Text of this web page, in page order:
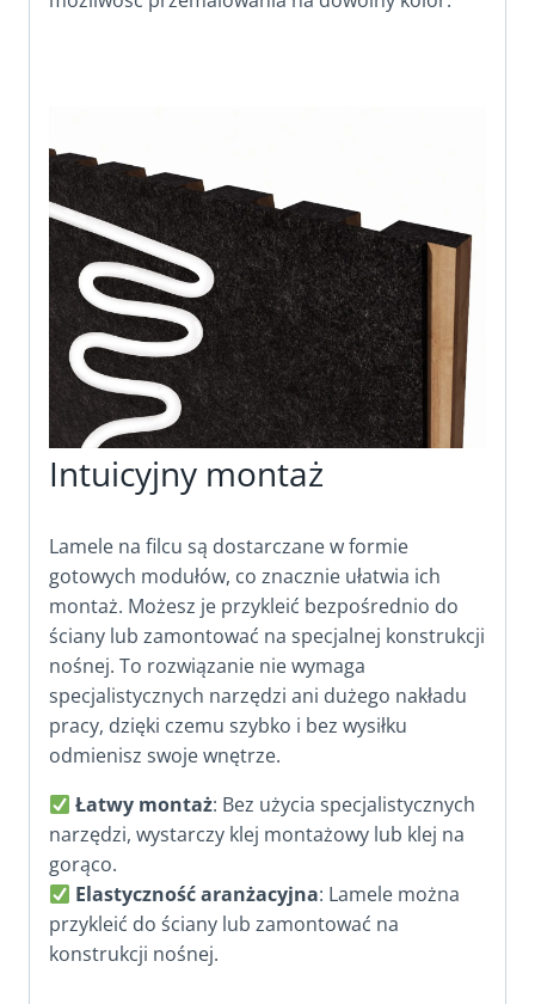
Intuicyjny montaż
Lamele na filcu są dostarczane w formie
gotowych modułów, co znacznie ułatwia ich
montaż. Możesz je przykleić bezpośrednio do
ściany lub zamontować na specjalnej konstrukcji
nośnej. To rozwiązanie nie wymaga
specjalistycznych narzędzi ani dużego nakładu
pracy, dzięki czemu szybko i bez wysiłku
odmienisz swoje wnętrze.
Łatwy montaż: Bez użycia specjalistycznych
narzędzi, wystarczy klej montażowy lub klej na
gorąco.
Elastyczność aranżacyjna: Lamele można
przykleić do ściany lub zamontować na
konstrukcji nośnej.